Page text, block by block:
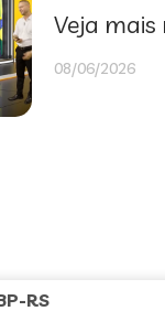
Veja
08/06/2026
RS